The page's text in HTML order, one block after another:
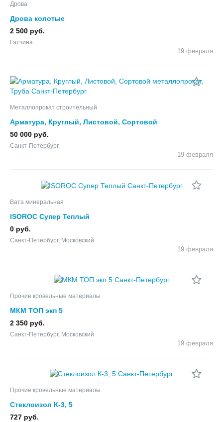
Дрова
Дрова колотые
2 500 руб.
Гатчина
19 февраля
Металлопрокат строительный
Арматура, Круглый, Листовой, Сортовой
металлопрокат, Труба
50 000 руб.
Санкт-Петербург
19 февраля
Вата минеральная
ISOROC Супер Теплый
0 руб.
Санкт-Петербург, Московский
19 февраля
Прочие кровельные материалы
МКМ ТОП экп 5
2 350 руб.
Санкт-Петербург, Московский
19 февраля
Прочие кровельные материалы
Стеклоизол К-3, 5
727 руб.